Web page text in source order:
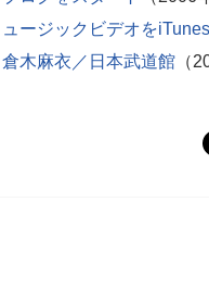
ージックビデオを
木麻衣／日本武道館 （